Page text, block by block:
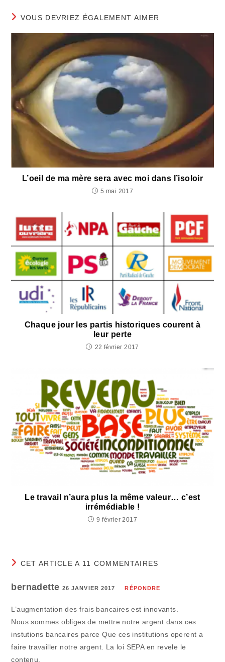
VOUS DEVRIEZ ÉGALEMENT AIMER
L’oeil de ma mère sera avec moi dans l’isoloir
5 mai 2017
Chaque jour les partis historiques courent à
leur perte
22 février 2017
Le travail n’aura plus la même valeur… c’est
irrémédiable !
9 février 2017
CET ARTICLE A 11 COMMENTAIRES
bernadette 26 JANVIER 2017 RÉPONDRE
L’augmentation des frais bancaires est innovants.
Nous sommes obliges de mettre notre argent dans ces
instutions bancaires parce Que ces institutions operent a
faire travailler notre argent. La loi SEPA en revele le
contenu.